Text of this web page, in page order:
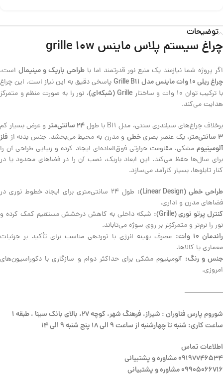
توضیحات
چراغ سیستم پلاس ماینس grille 10w
اگر پروژه شما نیازمند یک منبع نور قدرتمند اما با طراحی باریک و مینیمال است،
چراغ ریلی 10 وات ماینس مدل Grille B11
پاسخی دقیق به این نیاز است. این چراغ
با ترکیب توان 10 وات و ساختار
Grille (شبکه‌ای)
، نور را به صورت منظم و متمرکز
هدایت می‌کند.
برخلاف چراغ‌های سیلندری سنتی، مدل B11 با طول 24 سانتی‌متر و عرض بسیار کم
3 سانتی‌متر ، یک عنصر بصریخطی و مدرن به محیط می‌بخشد. جنس بدنه از فلز
آلومینیوم مشکی، مقاومت حرارتی فوق‌العاده‌ای ایجاد کرده و زیبایی طراحی آن را
برای سال‌ها حفظ می‌کند. این ابعاد باریک، نصب آن را در فضاهای محدود یا در
کنار تابلوها، بسیار کارآمد می‌سازد.
طراحی خطی (Linear Design):
طول 24 سانتی‌متری برای ایجاد خطوط نوری در
فضاهای مدرن و اداری.
کنترل پرتو نوری (Grille):
شبکه داخلی به کاهش درخشش مستقیم کمک کرده و
نور را نرم‌تر و متمرکزتر بر روی سوژه می‌تاباند.
راندمان 10 وات:
مصرف بهینه انرژی با نوردهی مناسب برای تأکید بر جزئیات
معماری یا کالاها.
جنس و رنگ: آلومینیوم مشکی برای حداکثر دوام و سازگاری با دکوراسیون‌های
امروزی.
—————–
شوروم پارس فناوران : شیراز، فرهنگ شهر، کوچه 27، بالای بانک سینا ، طبقه 1
ساعت کاری: شنبه تا چهارشنبه از ساعت 9 الی 18 پنج شنبه 9 الی 14
اطلاعات تماس
09197746534 مشاوره و پشتیبانی
09905066716 مشاوره و پشتیبانی